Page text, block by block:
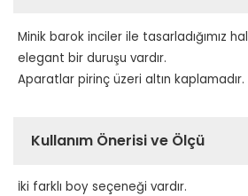
Minik barok inciler ile tasarladığımız
elegant bir duruşu vardır.
Aparatlar pirinç üzeri altın kaplamadır.
Kullanım Önerisi ve Ölçü
İki farklı boy seçeneği vardır.